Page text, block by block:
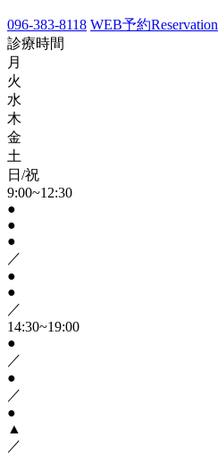
096-383-8118 WEB予約Reservation
診療時間
月
火
水
木
金
土
日/祝
9:00~12:30
●
●
●
／
●
●
／
14:30~19:00
●
／
●
／
●
▲
／